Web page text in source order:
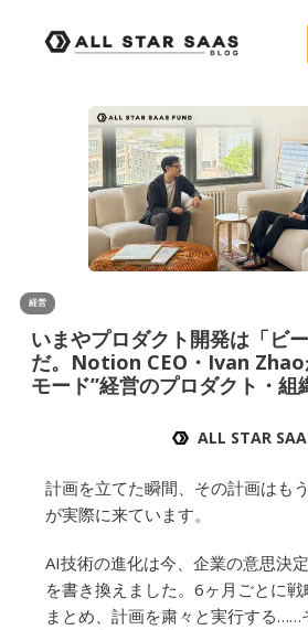
経営
いまやプロダクト開発は「ビ
だ。Notion CEO・Ivan Zhao
モード”経営のプロダクト・組
ALL STAR
計画を立てた瞬間、その計画はも
が実際に来ています。
AI技術の進化は今、企業の意思決
を書き換えました。6ヶ月ごとに
まとめ、計画を粛々と実行する……